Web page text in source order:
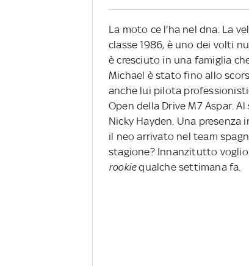
La moto ce l'ha nel dna. La
classe 1986, è uno dei volti
è cresciuto in una famiglia
Michael è stato fino allo
anche lui pilota
Open della Drive M7 Aspar.
Nicky Hayden. Una presenza
il neo arrivato nel team
stagione? Innanzitutto
rookiequalche settimana fa.